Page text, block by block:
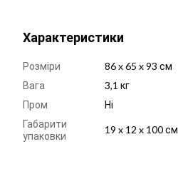
Характеристики
Розміри
86 x 65 x 93 см
Вага
3,1 кг
Пром
Ні
Габарити
упаковки
19 x 12 x 100 см